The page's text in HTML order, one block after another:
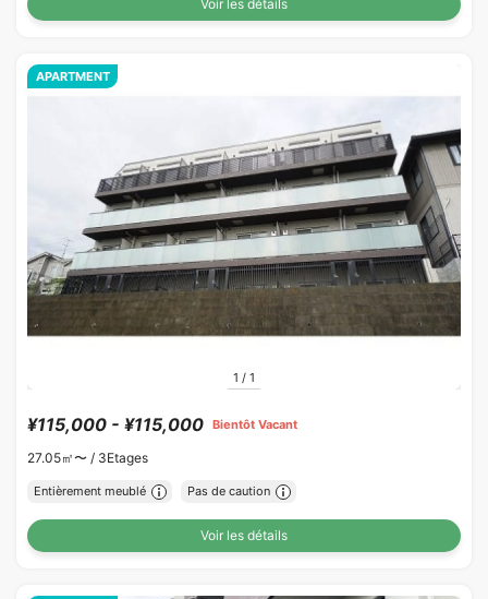
Voir les détails
1 / 1
APARTMENT
¥115,000 - ¥115,000 Bientôt Vacant
27.05㎡〜 / 3Etages
Entièrement meublé Pas de caution
Voir les détails